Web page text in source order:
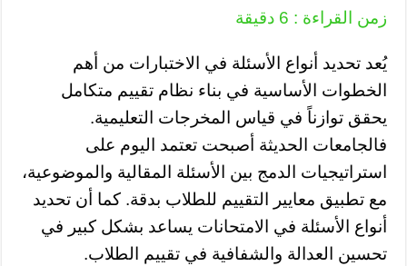
زمن القراءة : 6 دقيقة
يُعد تحديد أنواع الأسئلة في الاختبارات من أهم
الخطوات الأساسية في بناء نظام تقييم متكامل
يحقق توازناً في قياس المخرجات التعليمية.
فالجامعات الحديثة أصبحت تعتمد اليوم على
استراتيجيات الدمج بين الأسئلة المقالية والموضوعية،
مع تطبيق معايير التقييم للطلاب بدقة. كما أن تحديد
أنواع الأسئلة في الامتحانات يساعد بشكل كبير في
تحسين العدالة والشفافية في تقييم الطلاب.